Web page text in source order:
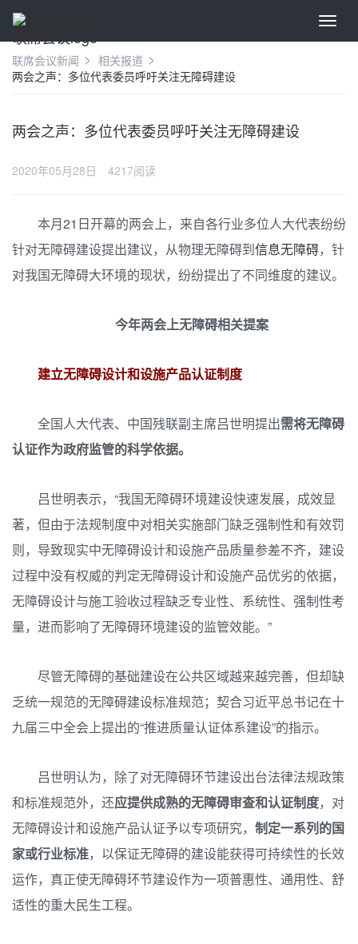
联席会议新闻
相关报道
两会之声：多位代表委员呼吁关注无障碍建设
两会之声：多位代表委员呼吁关注无障碍建设
2020年05月28日 4217阅读
本月21日开幕的两会上，来自各行业多位人大代表纷纷
针对无障碍建设提出建议，从物理无障碍到信息无障碍，针
对我国无障碍大环境的现状，纷纷提出了不同维度的建议。
今年两会上无障碍相关提案
建立无障碍设计和设施产品认证制度
全国人大代表、中国残联副主席吕世明提出需将无障碍
认证作为政府监管的科学依据。
吕世明表示，“我国无障碍环境建设快速发展，成效显
著，但由于法规制度中对相关实施部门缺乏强制性和有效罚
则，导致现实中无障碍设计和设施产品质量参差不齐，建设
过程中没有权威的判定无障碍设计和设施产品优劣的依据，
无障碍设计与施工验收过程缺乏专业性、系统性、强制性考
量，进而影响了无障碍环境建设的监管效能。”
尽管无障碍的基础建设在公共区域越来越完善，但却缺
乏统一规范的无障碍建设标准规范；契合习近平总书记在十
九届三中全会上提出的“推进质量认证体系建设”的指示。
吕世明认为，除了对无障碍环节建设出台法律法规政策
和标准规范外，还应提供成熟的无障碍审查和认证制度，对
无障碍设计和设施产品认证予以专项研究， 制定一系列的国
家或行业标准，以保证无障碍的建设能获得可持续性的长效
运作，真正使无障碍环节建设作为一项普惠性、通用性、舒
适性的重大民生工程。